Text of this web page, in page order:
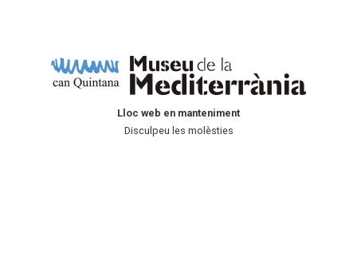
Lloc web en manteniment
Disculpeu les molèsties